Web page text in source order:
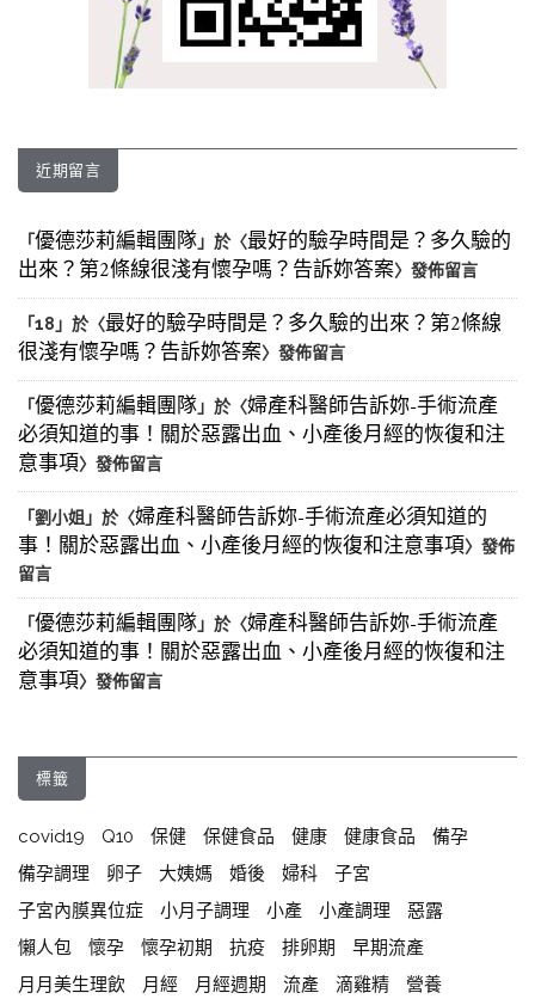
近期留言
「優德莎莉編輯團隊」於〈最好的驗孕時間是？多久驗的
出來？第2條線很淺有懷孕嗎？告訴妳答案〉發佈留言
「18 」於〈最好的驗孕時間是？多久驗的出來？第2條線
很淺有懷孕嗎？告訴妳答案〉發佈留言
「優德莎莉編輯團隊」於〈婦產科醫師告訴妳-手術流產
必須知道的事！關於惡露出血、小產後月經的恢復和注
意事項〉發佈留言
「劉小姐」於〈婦產科醫師告訴妳-手術流產必須知道的
事！關於惡露出血、小產後月經的恢復和注意事項〉發佈
留言
「優德莎莉編輯團隊」於〈婦產科醫師告訴妳-手術流產
必須知道的事！關於惡露出血、小產後月經的恢復和注
意事項〉發佈留言
標籤
covid19 Q10 保健 保健食品 健康 健康食品
備孕
備孕調理
卵子 大姨媽 婚後 婦科
子宮
子宮內膜異位症
小月子調理 小產 小產調理
惡露
懶人包
懷孕 懷孕初期 抗疫 排卵期
早期流產
月月美生理飲
月經 月經週期 流產 滴雞精
營養